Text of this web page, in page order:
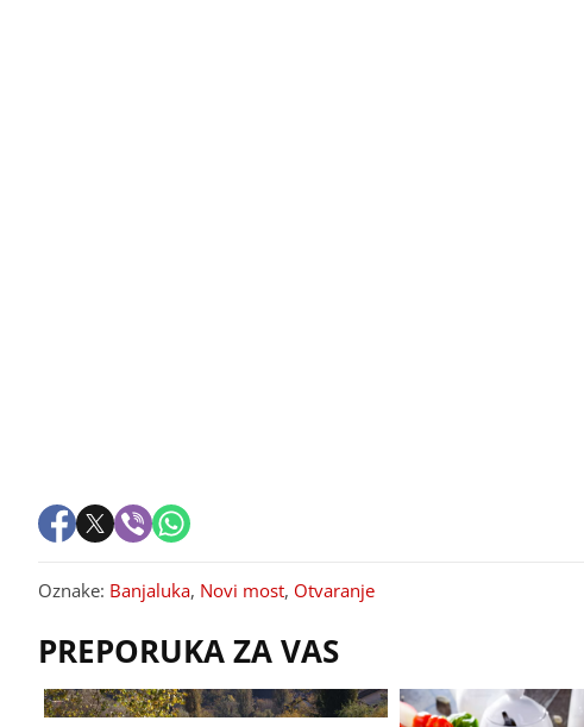
Oznake: Banjaluka, Novi most, Otvaranje
PREPORUKA ZA VAS